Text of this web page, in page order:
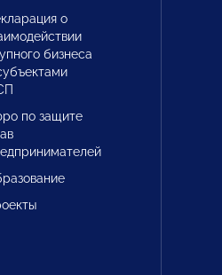
о
бизнеса
по защите